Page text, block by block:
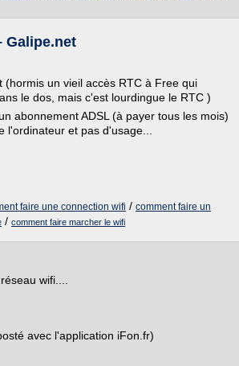
Galipe.net
un vieil accès RTC à Free qui
le dos, mais c'est lourdingue le RTC )
abonnement ADSL (à payer tous les mois)
et pas d'usage...
faire une connection wifi / comment faire un
/ comment faire marcher le wifi
wifi....
avec l'application iFon.fr)